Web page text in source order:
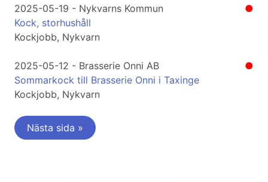
●
2025-05-19 - Nykvarns Kommun
Kock, storhushåll
Kockjobb, Nykvarn
●
2025-05-12 - Brasserie Onni AB
Sommarkock till Brasserie Onni i Taxinge
Kockjobb, Nykvarn
Nästa sida »